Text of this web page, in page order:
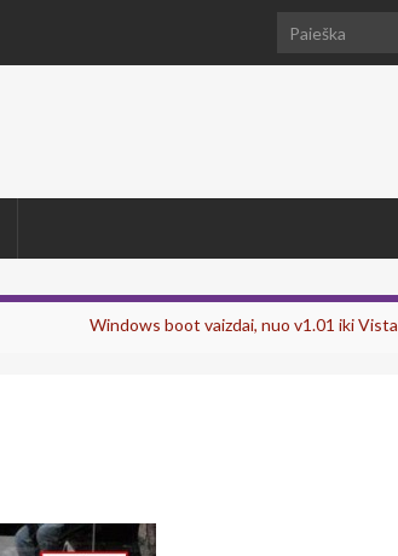
Search for:
Windows boot vaizdai, nuo v1.01 iki Vista